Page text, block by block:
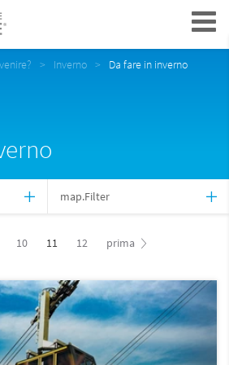
Navigation
Inverno Da fare in inverno
map.Filter
10 11 12 prima